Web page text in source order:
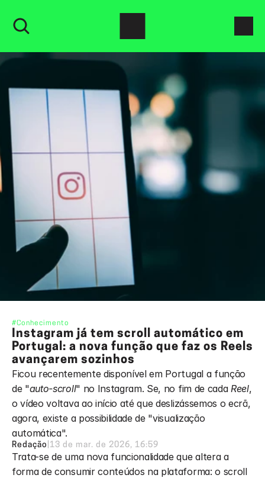
#Conhecimento
Instagram já tem scroll automático em
Portugal: a nova função que faz os Reels
avançarem sozinhos
Ficou recentemente disponível em Portugal a função
de "auto-scroll" no Instagram. Se, no fim de cada Reel,
o vídeo voltava ao início até que deslizássemos o ecrã,
agora, existe a possibilidade de "visualização
automática".
Redação 13 de mar. de 2026, 16:59
Trata-se de uma nova funcionalidade que altera a
forma de consumir conteúdos na plataforma: o scroll